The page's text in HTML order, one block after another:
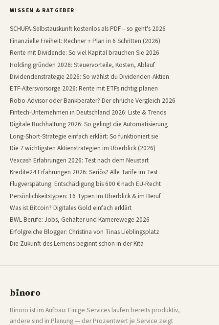
WISSEN & RATGEBER
SCHUFA-Selbstauskunft kostenlos als PDF – so geht's 2026
Finanzielle Freiheit: Rechner + Plan in 6 Schritten (2026)
Rente mit Dividende: So viel Kapital brauchen Sie 2026
Holding gründen 2026: Steuervorteile, Kosten, Ablauf
Dividendenstrategie 2026: So wählst du Dividenden-Aktien
ETF-Altersvorsorge 2026: Rente mit ETFs richtig planen
Robo-Advisor oder Bankberater? Der ehrliche Vergleich 2026
Fintech-Unternehmen in Deutschland 2026: Liste & Trends
Digitale Buchhaltung 2026: So gelingt die Automatisierung
Long-Short-Strategie einfach erklärt: So funktioniert sie
Die 7 wichtigsten Aktienstrategien im Überblick (2026)
Vexcash Erfahrungen 2026: Test nach dem Neustart
Kredite24 Erfahrungen 2026: Seriös? Alle Tarife im Test
Flugverspätung: Entschädigung bis 600 € nach EU-Recht
Persönlichkeitstypen: 16 Typen im Überblick & im Beruf
Was ist Bitcoin? Digitales Gold einfach erklärt
BWL-Berufe: Jobs, Gehälter und Karrierewege 2026
Erfolgreiche Blogger: Christina von Tinas Lieblingsplatz
Die Zukunft des Lernens beginnt schon in der Kita
bınoro
Binoro ist im Aufbau: Einige Services laufen bereits produktiv,
andere sind in Planung — der Prozentwert je Service zeigt